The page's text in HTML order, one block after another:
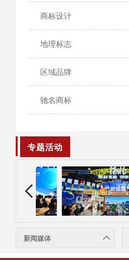
商标设计
地理标志
区域品牌
驰名商标
专题活动
新闻媒体